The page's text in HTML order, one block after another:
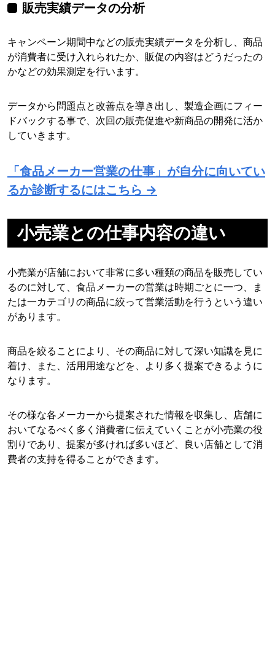
販売実績データの分析
キャンペーン期間中などの販売実績データを分析し、商品
が消費者に受け入れられたか、販促の内容はどうだったの
かなどの効果測定を行います。
データから問題点と改善点を導き出し、製造企画にフィー
ドバックする事で、次回の販売促進や新商品の開発に活か
していきます。
「食品メーカー営業の仕事」が自分に向いてい
るか診断するにはこちら →
小売業との仕事内容の違い
小売業が店舗において非常に多い種類の商品を販売してい
るのに対して、食品メーカーの営業は時期ごとに一つ、ま
たは一カテゴリの商品に絞って営業活動を行うという違い
があります。
商品を絞ることにより、その商品に対して深い知識を見に
着け、また、活用用途などを、より多く提案できるように
なります。
その様な各メーカーから提案された情報を収集し、店舗に
おいてなるべく多く消費者に伝えていくことが小売業の役
割りであり、提案が多ければ多いほど、良い店舗として消
費者の支持を得ることができます。